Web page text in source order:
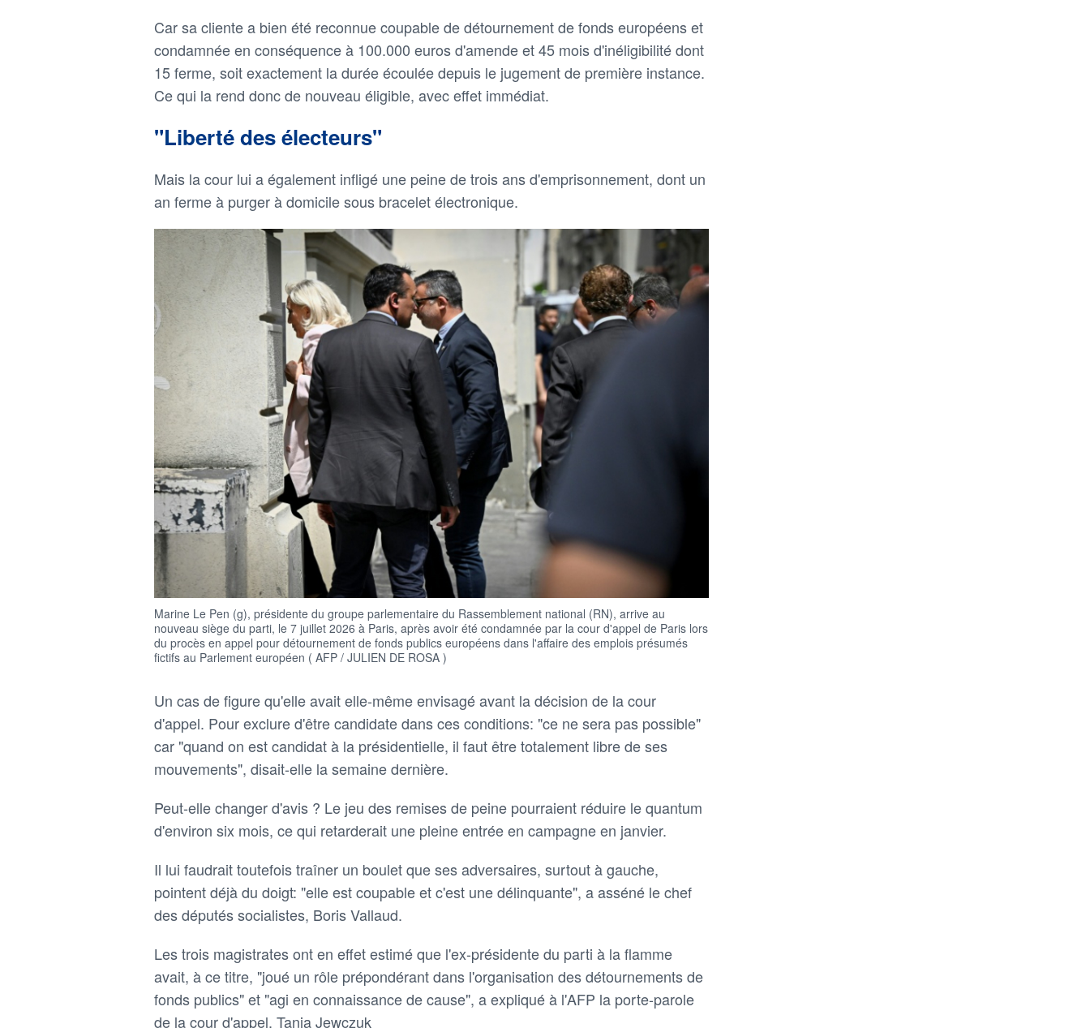
Car sa cliente a bien été reconnue coupable de détournement de fonds européens et
condamnée en conséquence à 100.000 euros d'amende et 45 mois d'inéligibilité dont
15 ferme, soit exactement la durée écoulée depuis le jugement de première instance.
Ce qui la rend donc de nouveau éligible, avec effet immédiat.
"Liberté des électeurs"
Mais la cour lui a également infligé une peine de trois ans d'emprisonnement, dont un
an ferme à purger à domicile sous bracelet électronique.
Marine Le Pen (g), présidente du groupe parlementaire du Rassemblement national (RN), arrive au
nouveau siège du parti, le 7 juillet 2026 à Paris, après avoir été condamnée par la cour d'appel de Paris lors
du procès en appel pour détournement de fonds publics européens dans l'affaire des emplois présumés
fictifs au Parlement européen ( AFP / JULIEN DE ROSA )
Un cas de figure qu'elle avait elle-même envisagé avant la décision de la cour
d'appel. Pour exclure d'être candidate dans ces conditions: "ce ne sera pas possible"
car "quand on est candidat à la présidentielle, il faut être totalement libre de ses
mouvements", disait-elle la semaine dernière.
Peut-elle changer d'avis ? Le jeu des remises de peine pourraient réduire le quantum
d'environ six mois, ce qui retarderait une pleine entrée en campagne en janvier.
Il lui faudrait toutefois traîner un boulet que ses adversaires, surtout à gauche,
pointent déjà du doigt: "elle est coupable et c'est une délinquante", a asséné le chef
des députés socialistes, Boris Vallaud.
Les trois magistrates ont en effet estimé que l'ex-présidente du parti à la flamme
avait, à ce titre, "joué un rôle prépondérant dans l'organisation des détournements de
fonds publics" et "agi en connaissance de cause", a expliqué à l'AFP la porte-parole
de la cour d'appel, Tania Jewczuk